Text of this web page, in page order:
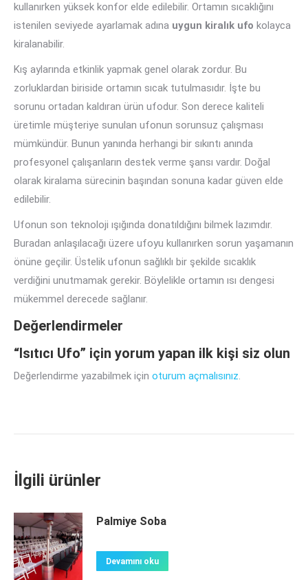
kullanırken yüksek konfor elde edilebilir. Ortamın sıcaklığını
istenilen seviyede ayarlamak adına uygun kiralık ufo kolayca
kiralanabilir.
Kış aylarında etkinlik yapmak genel olarak zordur. Bu
zorluklardan biriside ortamın sıcak tutulmasıdır. İşte bu
sorunu ortadan kaldıran ürün ufodur. Son derece kaliteli
üretimle müşteriye sunulan ufonun sorunsuz çalışması
mümkündür. Bunun yanında herhangi bir sıkıntı anında
profesyonel çalışanların destek verme şansı vardır. Doğal
olarak kiralama sürecinin başından sonuna kadar güven elde
edilebilir.
Ufonun son teknoloji ışığında donatıldığını bilmek lazımdır.
Buradan anlaşılacağı üzere ufoyu kullanırken sorun yaşamanın
önüne geçilir. Üstelik ufonun sağlıklı bir şekilde sıcaklık
verdiğini unutmamak gerekir. Böylelikle ortamın ısı dengesi
mükemmel derecede sağlanır.
Değerlendirmeler
“Isıtıcı Ufo” için yorum yapan ilk kişi siz olun
Değerlendirme yazabilmek için oturum açmalısınız.
İlgili ürünler
Palmiye Soba
Devamını oku